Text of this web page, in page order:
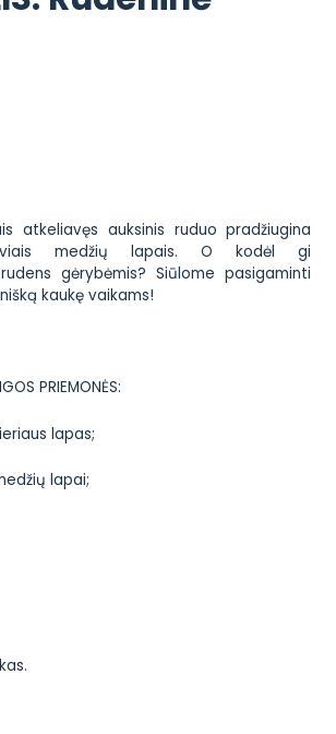
atkeliavęs auksinis ruduo pradžiugina
medžių lapais. O kodėl gi
gėrybėmis? Siūlome pasigaminti
kaukę vaikams!
PRIEMONĖS:
lapas;
lapai;